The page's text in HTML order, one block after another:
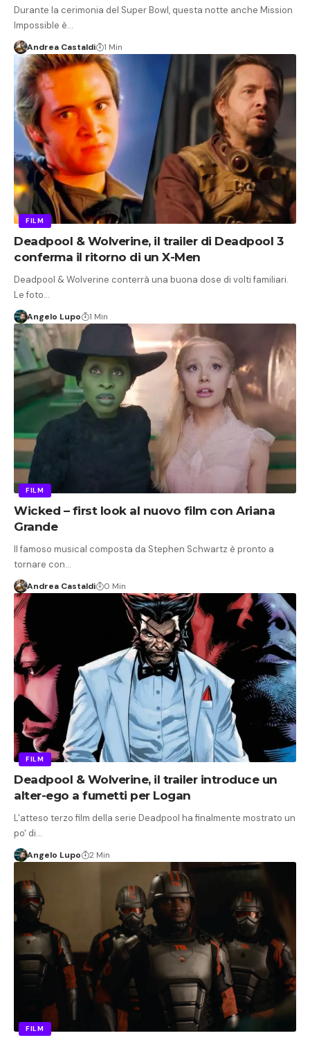
Durante la cerimonia del Super Bowl, questa notte anche Mission
Impossible è…
Andrea Castaldi 1 Min
FILM
Deadpool & Wolverine, il trailer di Deadpool 3
conferma il ritorno di un X-Men
Deadpool & Wolverine conterrà una buona dose di volti familiari.
Le foto…
Angelo Lupo 1 Min
FILM
Wicked – first look al nuovo film con Ariana
Grande
Il famoso musical composta da Stephen Schwartz è pronto a
tornare con…
Andrea Castaldi 0 Min
FILM
Deadpool & Wolverine, il trailer introduce un
alter-ego a fumetti per Logan
L'atteso terzo film della serie Deadpool ha finalmente mostrato un
po' di…
Angelo Lupo 2 Min
FILM